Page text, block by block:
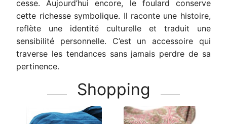
cesse. Aujourd’hui encore, le foulard conserve
cette richesse symbolique. Il raconte une histoire,
reflète une identité culturelle et traduit une
sensibilité personnelle. C’est un accessoire qui
traverse les tendances sans jamais perdre de sa
pertinence.
Shopping